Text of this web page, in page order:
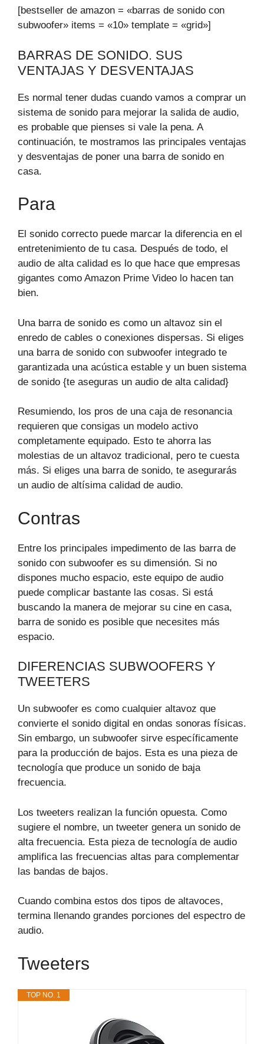
[bestseller de amazon = «barras de sonido con
subwoofer» items = «10» template = «grid»]
BARRAS DE SONIDO. SUS
VENTAJAS Y DESVENTAJAS
Es normal tener dudas cuando vamos a comprar un
sistema de sonido para mejorar la salida de audio,
es probable que pienses si vale la pena. A
continuación, te mostramos las principales ventajas
y desventajas de poner una barra de sonido en
casa.
Para
El sonido correcto puede marcar la diferencia en el
entretenimiento de tu casa. Después de todo, el
audio de alta calidad es lo que hace que empresas
gigantes como Amazon Prime Video lo hacen tan
bien.
Una barra de sonido es como un altavoz sin el
enredo de cables o conexiones dispersas. Si eliges
una barra de sonido con subwoofer integrado te
garantizada una acústica estable y un buen sistema
de sonido {te aseguras un audio de alta calidad}
Resumiendo, los pros de una caja de resonancia
requieren que consigas un modelo activo
completamente equipado. Esto te ahorra las
molestias de un altavoz tradicional, pero te cuesta
más. Si eliges una barra de sonido, te asegurarás
un audio de altísima calidad de audio.
Contras
Entre los principales impedimento de las barra de
sonido con subwoofer es su dimensión. Si no
dispones mucho espacio, este equipo de audio
puede complicar bastante las cosas. Si está
buscando la manera de mejorar su cine en casa,
barra de sonido es posible que necesites más
espacio.
DIFERENCIAS SUBWOOFERS Y
TWEETERS
Un subwoofer es como cualquier altavoz que
convierte el sonido digital en ondas sonoras físicas.
Sin embargo, un subwoofer sirve específicamente
para la producción de bajos. Esta es una pieza de
tecnología que produce un sonido de baja
frecuencia.
Los tweeters realizan la función opuesta. Como
sugiere el nombre, un tweeter genera un sonido de
alta frecuencia. Esta pieza de tecnología de audio
amplifica las frecuencias altas para complementar
las bandas de bajos.
Cuando combina estos dos tipos de altavoces,
termina llenando grandes porciones del espectro de
audio.
Tweeters
TOP NO. 1